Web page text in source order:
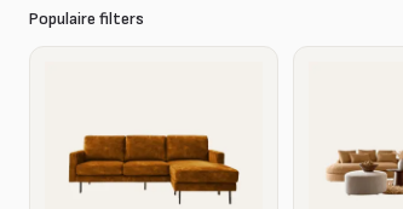
Populaire filters